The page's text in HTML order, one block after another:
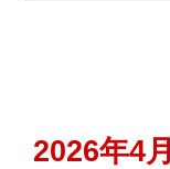
2026年4